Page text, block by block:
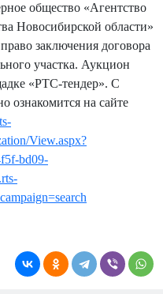
общество «Агентство
Новосибирской области»
заключения договора
участка. Аукцион
«РТС-тендер». С
ознакомится на сайте
View.aspx?
bd09-